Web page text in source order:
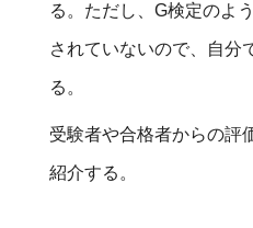
る。ただし、G検定のよ
されていないので、自分
る。
受験者や合格者からの評
紹介する。